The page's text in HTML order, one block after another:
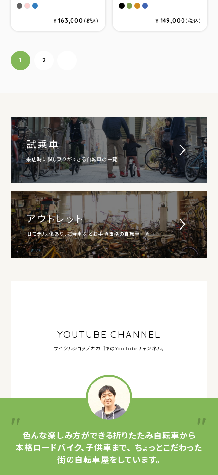
ストーンウォッシュダークグレー
コットンピンク
デニムブルー
¥163,000 （税込）
マットナイト
O.Cグリーン
ヌバックブラウン
デニムブルー
¥ 149,000（税込）
投稿ナビゲーション
1 2
試乗車
来店時に試し乗りができる自転車の一覧
アウトレット
旧モデル、傷あり、試乗車などお手頃価格の自転車一覧
YOUTUBE CHANNEL
サイクルショップナカゴヤのYouTubeチャンネル。
色んな楽しみ方ができる折りたたみ自転車から
本格ロードバイク、子供車まで、 ちょっとこだわった
街の自転車屋をしています。